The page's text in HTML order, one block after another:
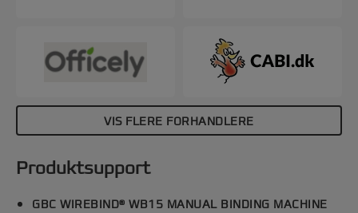
VIS FLERE FORHANDLERE
Produktsupport
GBC WIREBIND® WB15 MANUAL BINDING MACHINE